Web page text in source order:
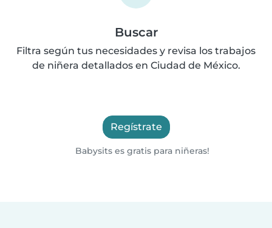
Buscar
Filtra según tus necesidades y revisa los trabajos
de niñera detallados en Ciudad de México.
Regístrate
Babysits es gratis para niñeras!